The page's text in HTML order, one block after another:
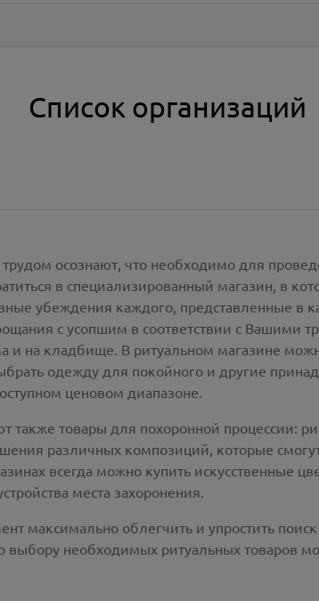
Список организаций
осознают, что необходимо для
в специализированный магазин, в
убеждения каждого, представленные в
с усопшим в соответствии с Вашими
на кладбище. В ритуальном магазине
одежду для покойного и другие
ценовом диапазоне.
также товары для похоронной процессии:
различных композиций, которые
всегда можно купить искусственные
места захоронения.
максимально облегчить и упростить
выбору необходимых ритуальных товаров